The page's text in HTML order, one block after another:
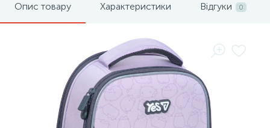
Опис товару Характеристики Відгуки 0